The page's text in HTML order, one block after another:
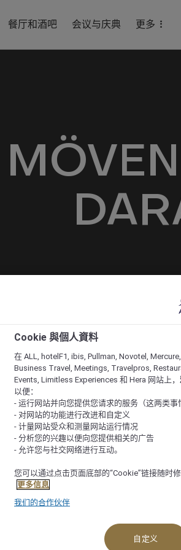
餐厅和酒吧 会议与庆典 更多
尼罗河上
号游船是巡弋于乐蜀和阿斯旺之间的最
徜徉于 7,000 千年的历史之旅。船上
Cookie 與個人資料
在 ALL, hotelF1, ibis, Pullman, Novotel,
Business Travel, Meetings, Travelpros,
Events, Limitless Experiences 和 Hera 网站上，
以便：
- 运行网站并向您提供您请求的服务（这两类事
- 对网站的功能进行改进和自定义
- 计量网站受众和测量网站运行情况
- 分析您的兴趣以便向您提供相关的广告
- 允许您与社交网络进行互动。
您可以通过点击页面底部的“Cookie”链接随时修
更多信息
我们的合作伙伴
自定义